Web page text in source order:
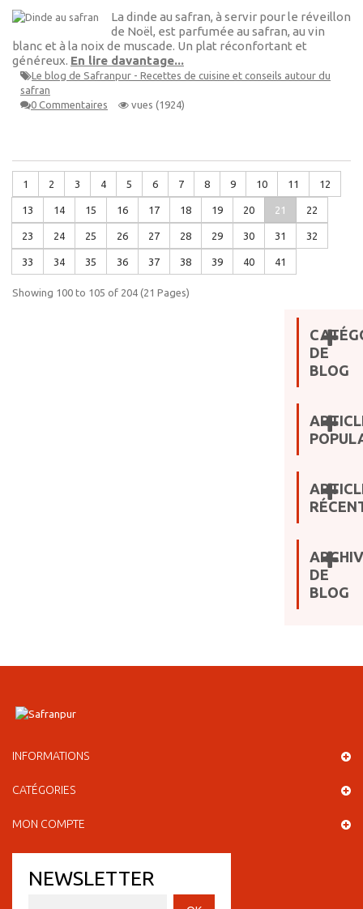
La dinde au safran, à servir pour le réveillon
de Noël, est parfumée au safran, au vin
blanc et à la noix de muscade. Un plat réconfortant et
généreux. En lire davantage...
Le blog de Safranpur - Recettes de cuisine et conseils autour du
safran
0 Commentaires
vues (1924)
1 2 3 4 5 6 7 8 9 10 11 12
13 14 15 16 17 18 19 20 21 22
23 24 25 26 27 28 29 30 31 32
33 34 35 36 37 38 39 40 41
Showing 100 to 105 of 204 (21 Pages)
DE
BLOG
DE
BLOG
INFORMATIONS
CATÉGORIES
MON COMPTE
NEWSLETTER